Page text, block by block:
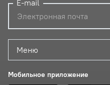
Меню
Мобильное приложение
E-mail